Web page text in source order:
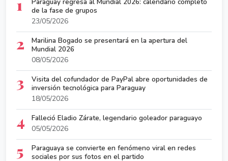
1
Paraguay regresa al Mundial 2026: calendario completo
de la fase de grupos
23/05/2026
2
Marilina Bogado se presentará en la apertura del
Mundial 2026
08/05/2026
3
Visita del cofundador de PayPal abre oportunidades de
inversión tecnológica para Paraguay
18/05/2026
4
Falleció Eladio Zárate, legendario goleador paraguayo
05/05/2026
5
Paraguaya se convierte en fenómeno viral en redes
sociales por sus fotos en el partido